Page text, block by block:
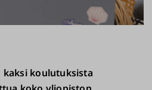
kaksi koulutuksista